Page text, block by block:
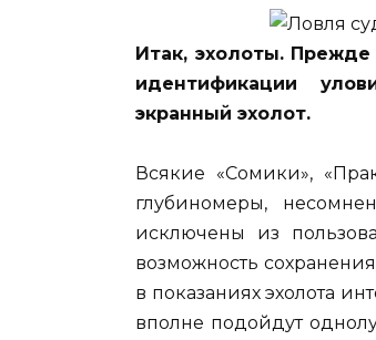
Итак, эхолоты.
идентификации
экранный эхолот.
Всякие «Сомики»,
глубиномеры,
исключены из
возможность
в показаниях эхолота
вполне подойдут